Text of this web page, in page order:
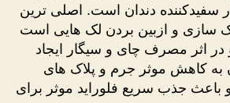
سفیدکننده دندان است. اصلی ترین
سازی و ازبین بردن لک هایی است
در اثر مصرف چای و سیگار ایجاد
به کاهش موثر جرم و پلاک های
باعث جذب سریع فلوراید موثر برای